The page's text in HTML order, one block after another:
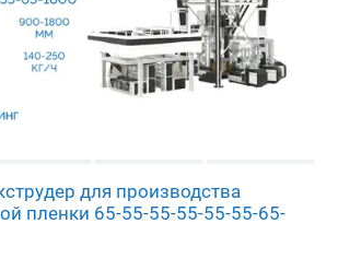
для производства
пленки 65-55-55-55-55-55-65-